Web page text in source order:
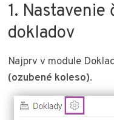
1. Nastavenie
dokladov
Najprv v module
(ozubené koleso).